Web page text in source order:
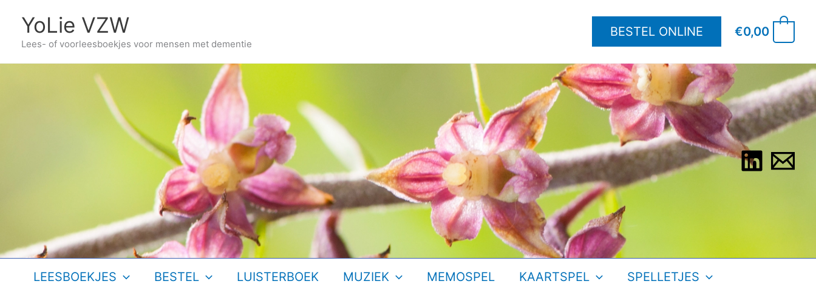
YoLie VZW
Lees- of voorleesboekjes voor mensen met dementie
BESTEL ONLINE €0,00
LEESBOEKJES BESTEL LUISTERBOEK MUZIEK MEMOSPEL KAARTSPEL SPELLETJES